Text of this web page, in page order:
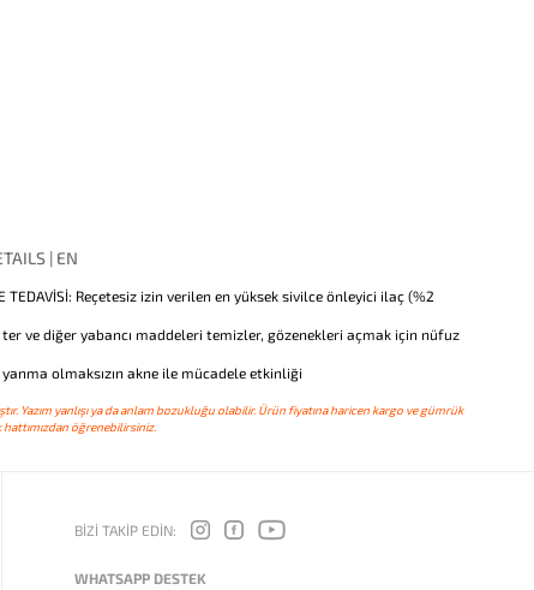
| EN
TEDAVİSİ: Reçetesiz izin verilen en yüksek sivilce önleyici ilaç (%2
ter ve diğer yabancı maddeleri temizler, gözenekleri açmak için nüfuz
olmaksızın akne ile mücadele etkinliği
Yazım yanlışı ya da anlam bozukluğu olabilir. Ürün fiyatına haricen kargo ve gümrük
hattımızdan öğrenebilirsiniz.
BİZİ TAKİP EDİN:
WHATSAPP DESTEK